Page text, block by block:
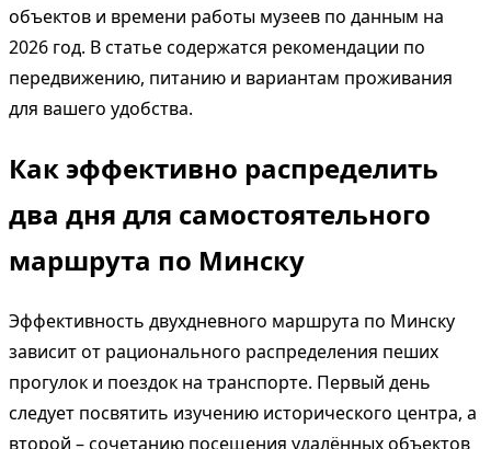
объектов и времени работы музеев по данным на
2026 год. В статье содержатся рекомендации по
передвижению, питанию и вариантам проживания
для вашего удобства.
Как эффективно распределить
два дня для самостоятельного
маршрута по Минску
Эффективность двухдневного маршрута по Минску
зависит от рационального распределения пеших
прогулок и поездок на транспорте. Первый день
следует посвятить изучению исторического центра, а
второй – сочетанию посещения удалённых объектов